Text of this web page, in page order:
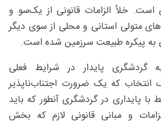
خلأ الزامات قانونی از یک‌سو و
متولی استانی و محلی از سوی دیگر
پیکره طبیعت سرزمین شده است.
گردشگری پایدار در شرایط فعلی
که یک ضرورت اجتناب‌ناپذیر
پایداری در گردشگری آنطور که باید
و مبانی قانونی لازم که بخش